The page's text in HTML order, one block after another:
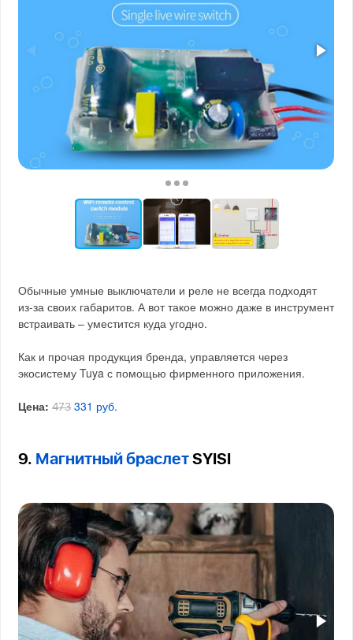
Обычные умные выключатели и реле не всегда подходят
из-за своих габаритов. А вот такое можно даже в инструмент
встраивать – уместится куда угодно.
Как и прочая продукция бренда, управляется через
экосистему Tuya с помощью фирменного приложения.
Цена: 473 331 руб.
9. Магнитный браслет SYISI